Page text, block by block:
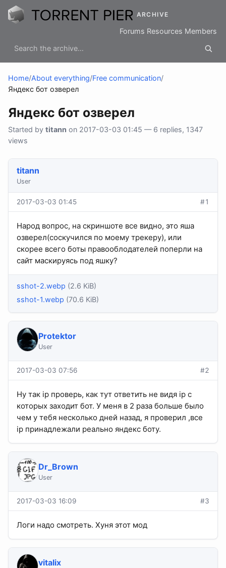
ARCHIVE
Forums Resources Members
Home/About everything/Free communication/
Яндекс бот озверел
Яндекс бот озверел
Started by titann on 2017-03-03 01:45 — 6 replies, 1347
views
titann
User
2017-03-03 01:45 #1
Народ вопрос, на скриншоте все видно, это яша
озверел(соскучился по моему трекеру), или
скорее всего боты правооблодателей поперли на
сайт маскируясь под яшку?
sshot-2.webp (2.6 KiB)
sshot-1.webp (70.6 KiB)
Protektor
User
2017-03-03 07:56 #2
Ну так ip проверь, как тут ответить не видя ip с
которых заходит бот. У меня в 2 раза больше было
чем у тебя несколько дней назад, я проверил ,все
ip принадлежали реально яндекс боту.
Dr_Brown
User
2017-03-03 16:09 #3
Логи надо смотреть. Хуня этот мод
vitalix